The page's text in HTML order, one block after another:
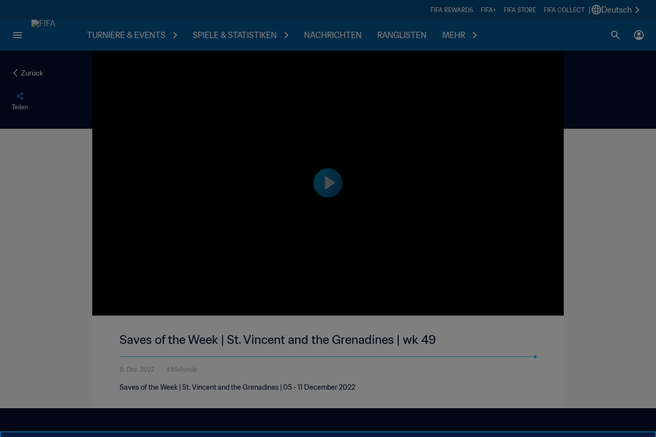
FIFA REWARDS FIFA+ FIFA STORE FIFA COLLECT Deutsch
TURNIERE & EVENTS SPIELE & STATISTIKEN NACHRICHTEN RANGLISTEN MEHR
Zurück
Teilen
Saves of the Week | St. Vincent and the Grenadines | wk 49
11. Dez. 2022 49Sekunde
Saves of the Week | St. Vincent and the Grenadines | 05 - 11 December 2022